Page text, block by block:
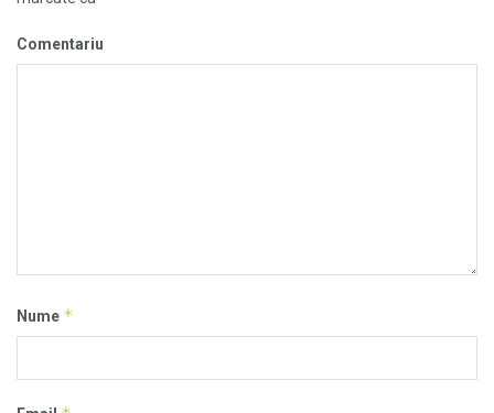
Comentariu
Nume *